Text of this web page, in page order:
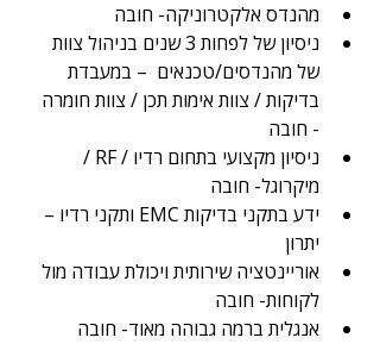
מהנדס אלקטרוניקה- חובה
ניסיון של לפחות 3 שנים בניהול צוות
של מהנדסים/טכנאים  – במעבדת
בדיקות / צוות אימות תכן / צוות חומרה
- חובה
ניסיון מקצועי בתחום רדיו / RF /
מיקרוגל- חובה
ידע בתקני בדיקות EMC ותקני רדיו –
יתרון
אוריינטציה שירותית ויכולת עבודה מול
לקוחות- חובה
אנגלית ברמה גבוהה מאוד- חובה